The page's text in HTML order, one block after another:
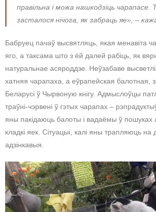
правільна і можа нашкодзіць чарапасе.
засталося нічога, як забраць яе», –
Бабруец пачаў высвятляць, якая менавіта
яго, а таксама што з ёй далей рабіць, як
натуральнае асяроддзе. Неўзабаве
хатняя чарапаха, а еўрапейская балотная,
Беларусі ў Чырвоную кнігу. Адмыслоўцы
траўні-чэрвені ў гэтых чарапах –
яны пакідаюць балоты і вадаёмы ў
кладкі яек. Сітуацыі, калі яны трапляюць на
адзінкавыя.